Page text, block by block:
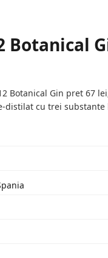
Botanical
Botanical Gin pret 67
distilat cu trei